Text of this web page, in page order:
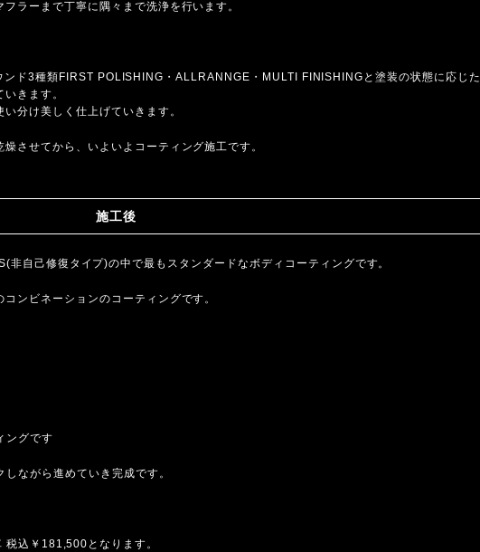
ラーまで丁寧に隅々まで洗浄を行います。
ンド3種類FIRST POLISHING・ALLRANNGE・MULTI FINISHINGと塗装の状態に応じた
きます。
分け美しく仕上げていきます。
させてから、いよいよコーティング施工です。
施工後
自己修復タイプ)の中で最もスタンダードなボディコーティングです。
ンビネーションのコーティングです。
ングです
ながら進めていき完成です。
込￥181,500となります。